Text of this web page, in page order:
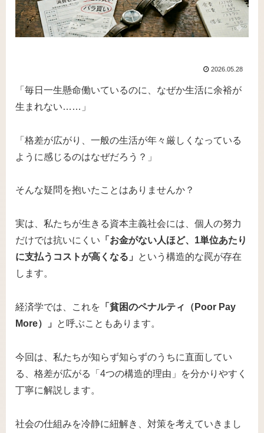
2026.05.28
「毎日一生懸命働いているのに、なぜか生活に余裕が
生まれない……」
「格差が広がり、一般の生活が年々厳しくなっている
ように感じるのはなぜだろう？」
そんな疑問を抱いたことはありませんか？
実は、私たちが生きる資本主義社会には、個人の努力
だけでは抗いにくい 「お金がない人ほど、1単位あたり
に支払うコストが高くなる」
という構造的な罠が存在
します。
経済学では、これを 「貧困のペナルティ（Poor Pay
More）」
と呼ぶこともあります。
今回は、私たちが知らず知らずのうちに直面してい
る、格差が広がる「4つの構造的理由」を分かりやすく
丁寧に解説します。
社会の仕組みを冷静に紐解き、対策を考えていきまし